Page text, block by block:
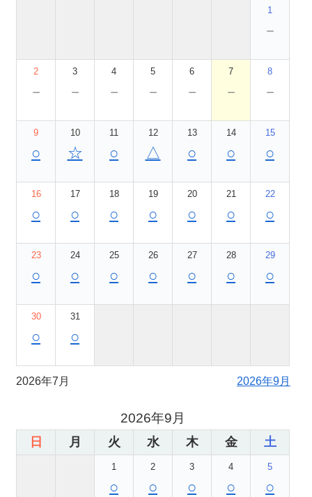
1
－
2
－
3
－
4
－
5
－
6
－
7
－
8
－
9
○
10
☆
11
○
12
△
13
○
14
○
15
○
16
○
17
○
18
○
19
○
20
○
21
○
22
○
23
○
24
○
25
○
26
○
27
○
28
○
29
○
30
○
31
○
2026年7月 2026年9月
2026年9月
日 月 火 水 木 金 土
1
○
2
○
3
○
4
○
5
○